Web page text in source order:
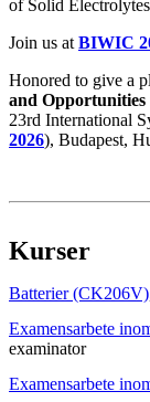
of Solid
Join us at BIWIC
Honored to give a
and
23rd International
2026), Budapest,
Kurser
Batterier (CK206V)
Examensarbete
examinator
Examensarbete